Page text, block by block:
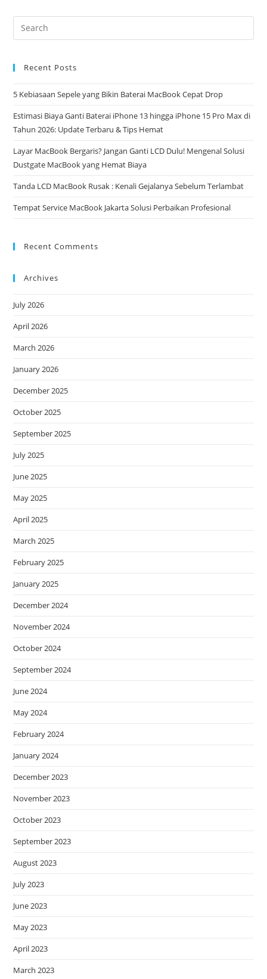
Recent Posts
5 Kebiasaan Sepele yang Bikin Baterai MacBook Cepat Drop
Estimasi Biaya Ganti Baterai iPhone 13 hingga iPhone 15 Pro Max di
Tahun 2026: Update Terbaru & Tips Hemat
Layar MacBook Bergaris? Jangan Ganti LCD Dulu! Mengenal Solusi
Dustgate MacBook yang Hemat Biaya
Tanda LCD MacBook Rusak : Kenali Gejalanya Sebelum Terlambat
Tempat Service MacBook Jakarta Solusi Perbaikan Profesional
Recent Comments
Archives
July 2026
April 2026
March 2026
January 2026
December 2025
October 2025
September 2025
July 2025
June 2025
May 2025
April 2025
March 2025
February 2025
January 2025
December 2024
November 2024
October 2024
September 2024
June 2024
May 2024
February 2024
January 2024
December 2023
November 2023
October 2023
September 2023
August 2023
July 2023
June 2023
May 2023
April 2023
March 2023